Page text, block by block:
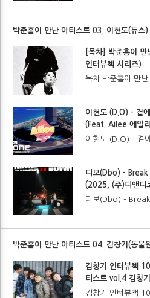
박준흠이 만난 아티스트 03. 이현도(듀스)
[목차] 박준흠이
인터뷰책 시리즈)
목차 박준흠이 만난
이현도 (D.O) - 곁
(Feat. Ailee 에일
이현도 (D.O) - 곁
디보(Dbo) -
(2025, (주)디앤디
디보(Dbo) -
박준흠이 만난 아티스트 04. 김창기(동물
김창기 인터뷰책
티스트 vol.4 김창
김창기 인터뷰책